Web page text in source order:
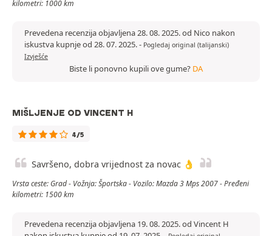
kilometri: 1000 km
Prevedena recenzija objavljena 28. 08. 2025. od Nico nakon
iskustva kupnje od 28. 07. 2025.- Pogledaj original (talijanski)
Izvješće
Biste li ponovno kupili ove gume? DA
MIŠLJENJE OD VINCENT H
4/5
Savršeno, dobra vrijednost za novac 👌
Vrsta ceste: Grad - Vožnja: Športska - Vozilo: Mazda 3 Mps 2007 - Pređeni
kilometri: 1500 km
Prevedena recenzija objavljena 19. 08. 2025. od Vincent H